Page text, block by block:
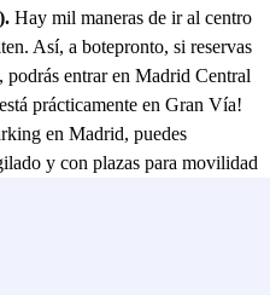
Hay mil maneras de ir al centro
Así, a botepronto, si reservas
, podrás entrar en Madrid Central
prácticamente en Gran Vía!
en Madrid, puedes
y con plazas para movilidad
todo el día en Madrid sin tener